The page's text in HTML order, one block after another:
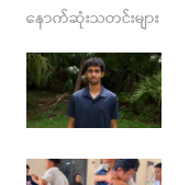
c
e
b
o
o
s
t
a
g
r
s
နောက်ဆုံးသတင်းများ